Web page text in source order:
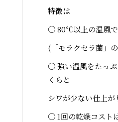
特徴は
〇 80℃以上の温風
(「モラクセラ菌」
〇 強い温風をたっ
くらと
シワが少ない仕上が
〇 1回の乾燥コスト